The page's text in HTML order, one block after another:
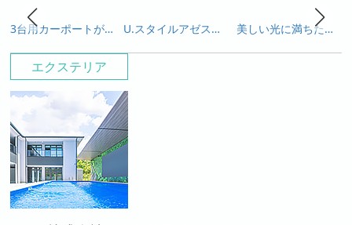
エクステリア
3台用カーポートがかっこいいエクステリア！ U.スタイルアゼストとアートボードが創る上質なファサード 美しい光に満ちたプライベートガーデン